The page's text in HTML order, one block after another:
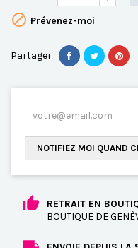
 Prévenez-moi
Partager
NOTIFIEZ MOI QUAND
RETRAIT EN
BOUTIQUE DE